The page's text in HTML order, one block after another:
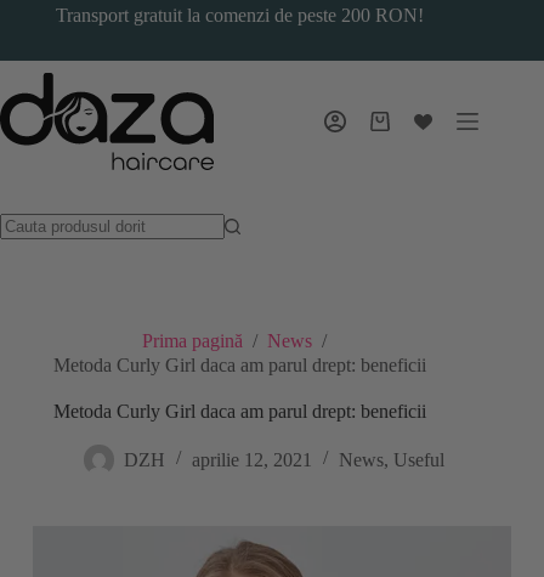
Transport gratuit la comenzi de peste 200 RON!
Coș
Prima pagină / News /
Metoda Curly Girl daca am parul drept: beneficii
Metoda Curly Girl daca am parul drept: beneficii
DZH aprilie 12, 2021 News, Useful